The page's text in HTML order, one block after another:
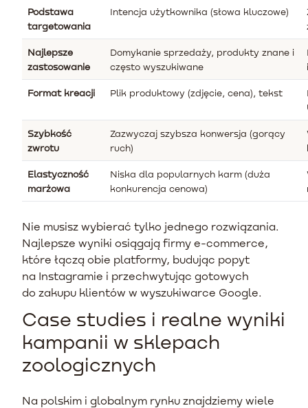
Podstawa
targetowania
Intencja użytkownika (słowa kluczowe)
Najlepsze
zastosowanie
Domykanie sprzedaży, produkty znane i
często wyszukiwane
Format kreacji Plik produktowy (zdjęcie, cena), tekst
Szybkość
zwrotu
Zazwyczaj szybsza konwersja (gorący
ruch)
Elastyczność
marżowa
Niska dla popularnych karm (duża
konkurencja cenowa)
Nie musisz wybierać tylko jednego rozwiązania.
Najlepsze wyniki osiągają firmy e-commerce,
które łączą obie platformy, budując popyt
na Instagramie i przechwytując gotowych
do zakupu klientów w wyszukiwarce Google.
Case studies i realne wyniki
kampanii w sklepach
zoologicznych
Na polskim i globalnym rynku znajdziemy wiele